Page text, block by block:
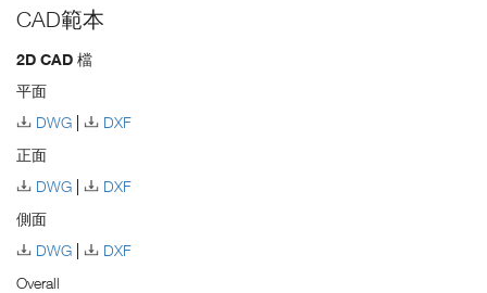
CAD範本
2D CAD 檔
平面
DWG
DXF
正面
DWG
DXF
側面
DWG
DXF
Overall